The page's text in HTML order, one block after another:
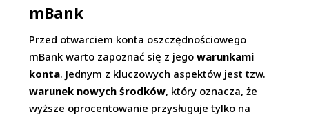
mBank
Przed otwarciem konta oszczędnościowego
mBank warto zapoznać się z jegowarunkami
konta. Jednym z kluczowych aspektów jest tzw.
warunek nowych środków, który oznacza, że
wyższe oprocentowanie przysługuje tylko na